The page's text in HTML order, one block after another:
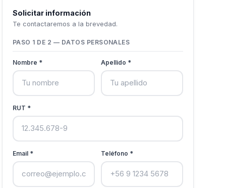
Solicitar información
Te contactaremos a la brevedad.
PASO 1 DE 2 — DATOS PERSONALES
Nombre * Apellido *
RUT *
Email * Teléfono *